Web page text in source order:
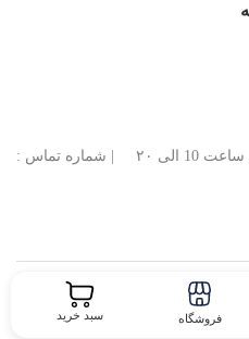
فروشگاه سبد خرید
پاسخگویی تلفنی از شنبه تا پنجشنبه ساعت 10 الی ۲۰ | شماره تماس :
انتشارات عصر اندیشه می‌باشد.